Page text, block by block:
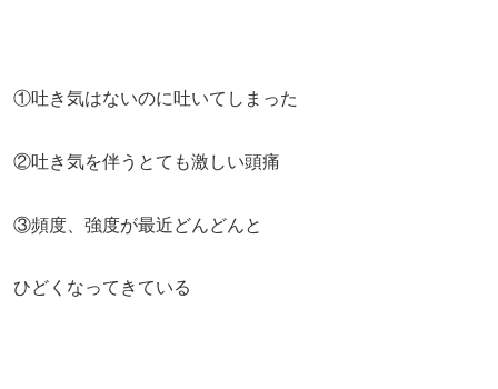
①吐き気はないのに吐いてしまった
②吐き気を伴うとても激しい頭痛
③頻度、強度が最近どんどんと
ひどくなってきている